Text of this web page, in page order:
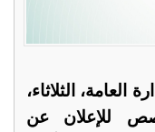
العامة، الثلاثاء،
للإعلان عن